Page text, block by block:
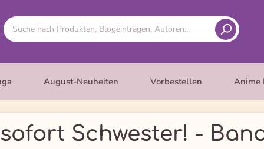
August-Neuheiten Vorbestellen Anime
Schwester! -